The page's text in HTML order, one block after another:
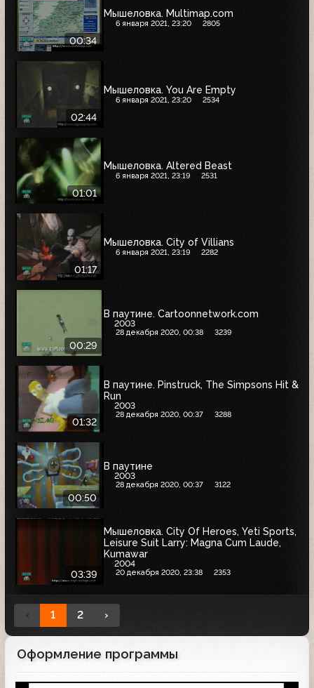
00:34
Мышеловка. Multimap.com
6 января 2021, 23:20 2805
02:44
Мышеловка. You Are Empty
6 января 2021, 23:20 2534
01:01
Мышеловка. Altered Beast
6 января 2021, 23:19 2531
01:17
Мышеловка. City of Villians
6 января 2021, 23:19 2282
00:29
В паутине. Cartoonnetwork.com
2003
28 декабря 2020, 00:38 3239
01:32
В паутине. Pinstruck, The Simpsons Hit &
Run
2003
28 декабря 2020, 00:37 3288
00:50
В паутине
2003
28 декабря 2020, 00:37 3122
03:39
Мышеловка. City Of Heroes, Yeti Sports,
Leisure Suit Larry: Magna Cum Laude,
Kumawar
2004
20 декабря 2020, 23:38 2353
‹ 1 2 ›
Оформление программы